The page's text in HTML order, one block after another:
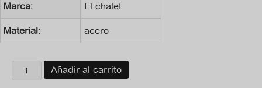
Marca: El chalet
Material: acero
de
Añadir al carrito